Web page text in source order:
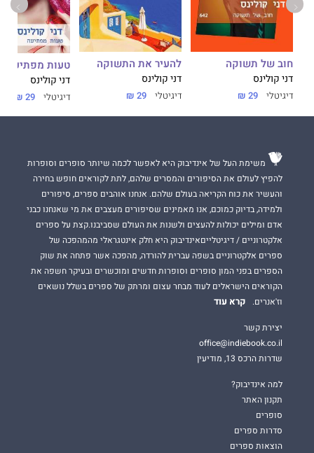
חוב של תשוקה
דני קולינס
דיגיטלי 29 ₪
להעיר את התשוקה
דני קולינס
דיגיטלי 29 ₪
טעות מפתיעה
דני קולינס
דיגיטלי 29 ₪
משימת העל של אינדיבוק היא לאפשר לכמה שיותר סופרים וסופרות
להפיץ לעולם את הסיפורים והמסרים שלהם, לתת לקוראים חופש בחירה
והעשיר את כוח הקריאה בעולם שלהם. אנחנו אוהבים ספרים, סיפורים
ולמידה, בדיוק כמוכם, אנו מאמינים שסיפורים מעצבים את מי שאנחנו כבני
אדם ומילים יכולות להעצים ולשנות את העולם שסביבנו.קצת על ספרים
אלקטרוניים / דיגיטלייםאינדיבוק היא חלק אינטגראלי מהמהפכה של
ספרים אלקטרוניים בשפה עברית להורדה, מהפכה אשר פתחה את שוק
הספרים בפני המון סופרים וסופרות חדשים ומוכשרים ובעיקר חשפה את
הקוראים הישראלים לעוד מבחר עצום ומרתק של ספרים בשלל נושאים
וז'אנרים.
קרא עוד
יצירת קשר
office@indiebook.co.il
שדרות הרכס 13, מודיעין
למה אינדיבוק?
תקנון האתר
סופרים
סדרות ספרים
הוצאות ספרים